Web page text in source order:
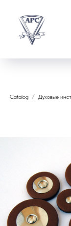
Catalog Духовые